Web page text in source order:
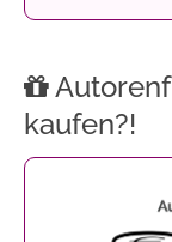
kaufen?!